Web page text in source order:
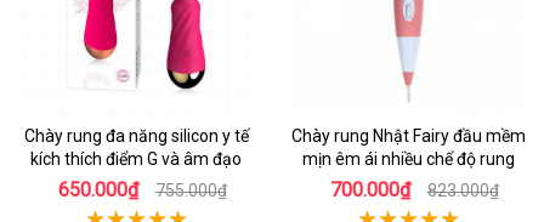
Chày rung đa năng silicon y tế
kích thích điểm G và âm đạo
650.000₫ 755.000₫
Chày rung Nhật Fairy đầu mềm
mịn êm ái nhiều chế độ rung
700.000₫ 823.000₫